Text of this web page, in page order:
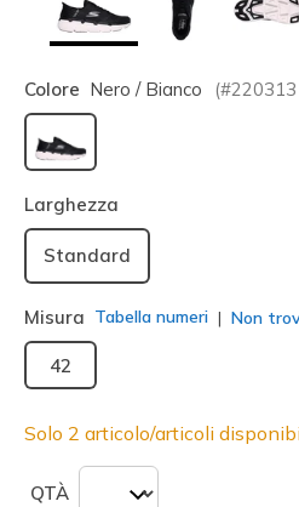
Colore Nero / Bianco (#220313
selezionato
Larghezza
Standard
Misura Tabella numeri Non
42
Solo 2 articolo/articoli
QTÀ